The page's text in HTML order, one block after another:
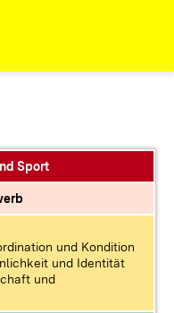
Sport
und Kondition
und Identität
und